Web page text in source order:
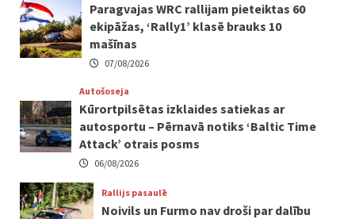
Paragvajas WRC rallijam pieteiktas 60
ekipāžas, ‘Rally1’ klasē brauks 10
mašīnas
07/08/2026
Autošoseja
Kūrortpilsētas izklaides satiekas ar
autosportu – Pērnavā notiks ‘Baltic Time
Attack’ otrais posms
06/08/2026
Rallijs pasaulē
Noivils un Furmo nav droši par dalību